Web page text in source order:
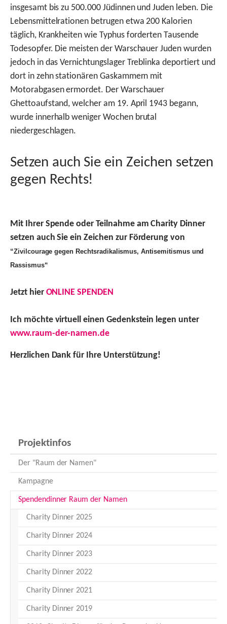
insgesamt bis zu 500.000 Jüdinnen und Juden leben. Die
Lebensmittelrationen betrugen etwa 200 Kalorien
täglich, Krankheiten wie Typhus forderten Tausende
Todesopfer. Die meisten der Warschauer Juden wurden
jedoch in das Vernichtungslager Treblinka deportiert und
dort in zehn stationären Gaskammern mit
Motorabgasen ermordet. Der Warschauer
Ghettoaufstand, welcher am 19. April 1943 begann,
wurde innerhalb weniger Wochen brutal
niedergeschlagen.
Setzen auch Sie ein Zeichen setzen
gegen Rechts!
Mit Ihrer Spende oder Teilnahme am Charity Dinner
setzen auch Sie ein Zeichen zur Förderung von
“Zivilcourage gegen Rechtsradikalismus, Antisemitismus und
Rassismus“
Jetzt hier ONLINE SPENDEN
Ich möchte virtuell einen Gedenkstein legen unter
www.raum-der-namen.de
Herzlichen Dank für Ihre Unterstützung!
Projektinfos
Der "Raum der Namen"
Kampagne
Spendendinner Raum der Namen
Charity Dinner 2025
Charity Dinner 2024
Charity Dinner 2023
Charity Dinner 2022
Charity Dinner 2021
Charity Dinner 2019